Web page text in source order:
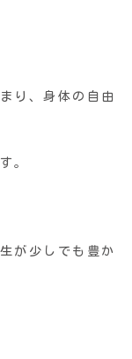
り、身体の自由
。
が少しでも豊か